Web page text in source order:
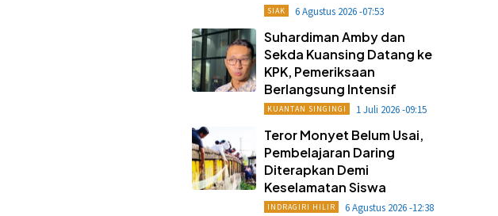
SIAK 6 Agustus 2026 -07:53
Suhardiman Amby dan
Sekda Kuansing Datang ke
KPK, Pemeriksaan
Berlangsung Intensif
KUANTAN SINGINGI 1 Juli 2026 -09:15
Teror Monyet Belum Usai,
Pembelajaran Daring
Diterapkan Demi
Keselamatan Siswa
INDRAGIRI HILIR 6 Agustus 2026 -12:38